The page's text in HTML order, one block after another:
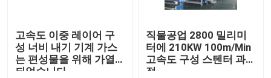
고속도 이중 레이어 구
성 너비 내기 기계 가스
는 편성물을 위해 가열
되었습니다
직물공업 2800 밀리미
터에 210KW 100m/Min
고속도 구성 스텐터 과
정